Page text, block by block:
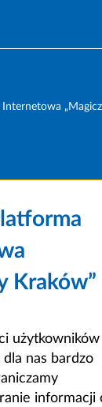
Kraków”
użytkowników
nas bardzo
informacji